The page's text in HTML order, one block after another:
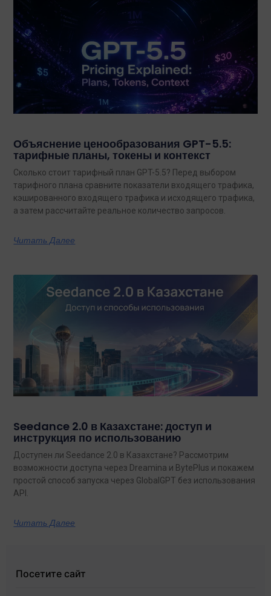
Объяснение ценообразования GPT-5.5:
тарифные планы, токены и контекст
Сколько стоит тарифный план GPT-5.5? Перед выбором
тарифного плана сравните показатели входящего трафика,
кэшированного входящего трафика и исходящего трафика,
а затем рассчитайте реальное количество запросов.
Читать Далее
Seedance 2.0 в Казахстане: доступ и
инструкция по использованию
Доступен ли Seedance 2.0 в Казахстане? Рассмотрим
возможности доступа через Dreamina и BytePlus и покажем
простой способ запуска через GlobalGPT без использования
API.
Читать Далее
Посетите сайт